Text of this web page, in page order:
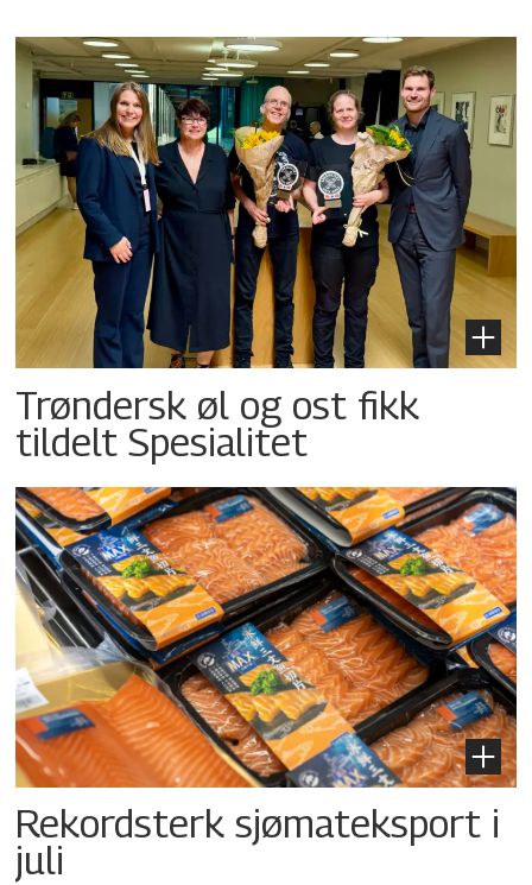
Trøndersk øl og ost fikk
tildelt Spesialitet
Rekordsterk sjømateksport i
juli